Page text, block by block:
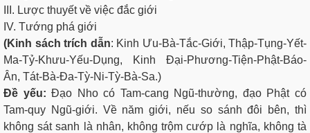
III. Lược thuyết về việc đắc giới
IV. Tướng phá giới
(Kinh sách trích dẫn: Kinh Ưu-Bà-Tắc-Giới, Thập-Tụng-Yết-
Ma-Tỷ-Khưu-Yếu-Dụng, Kinh Ðại-Phương-Tiện-Phật-Báo-
Ân, Tát-Bà-Ða-Tỳ-Ni-Tỳ-Bà-Sa.)
Ðề yếu: Ðạo Nho có Tam-cang Ngũ-thường, đạo Phật có
Tam-quy Ngũ-giới. Về năm giới, nếu so sánh đôi bên, thì
không sát sanh là nhân, không trộm cướp là nghĩa, không tà